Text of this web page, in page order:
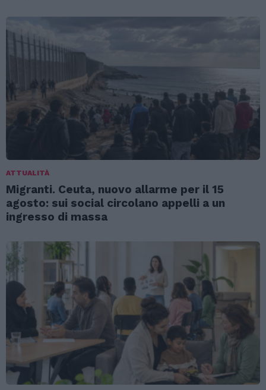
ATTUALITÀ
Migranti. Ceuta, nuovo allarme per il 15
agosto: sui social circolano appelli a un
ingresso di massa